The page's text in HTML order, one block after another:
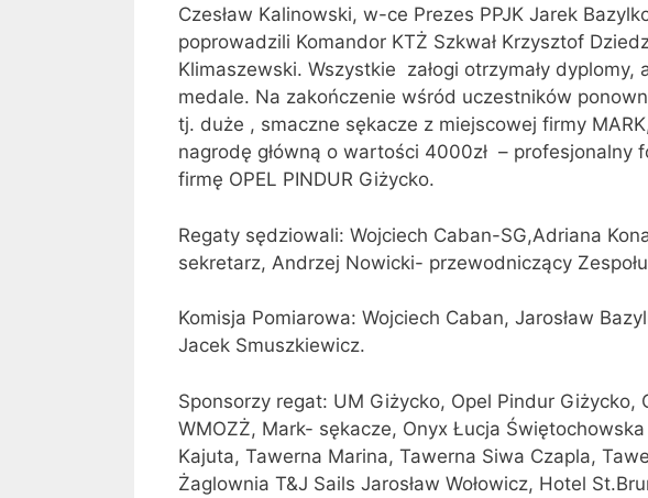
Czesław Kalinowski, w-ce Prezes PPJK Jarek
poprowadzili Komandor KTŻ Szkwał Krzysztof
Klimaszewski. Wszystkie załogi otrzymały
medale. Na zakończenie wśród uczestników
tj. duże , smaczne sękacze z miejscowej firmy
nagrodę główną o wartości 4000zł –
firmę OPEL PINDUR Giżycko.
Regaty sędziowali: Wojciech Caban-SG,Adriana
sekretarz, Andrzej Nowicki- przewodniczący
Komisja Pomiarowa: Wojciech Caban, Jarosław
Jacek Smuszkiewicz.
Sponsorzy regat: UM Giżycko, Opel Pindur Giżycko,
WMOZŻ, Mark- sękacze, Onyx Łucja
Kajuta, Tawerna Marina, Tawerna Siwa Czapla,
Żaglownia T&J Sails Jarosław Wołowicz, Hotel